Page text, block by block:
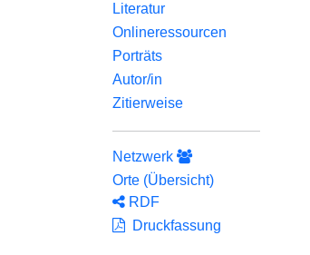
Literatur
Onlineressourcen
Porträts
Autor/in
Zitierweise
Netzwerk
Orte (Übersicht)
RDF
Druckfassung